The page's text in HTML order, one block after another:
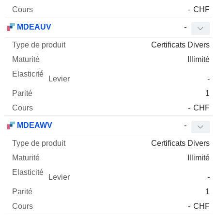
- CHF
MDEAUV -
Certificats Divers
Illimité
-
1
- CHF
MDEAWV -
Certificats Divers
Illimité
-
1
- CHF